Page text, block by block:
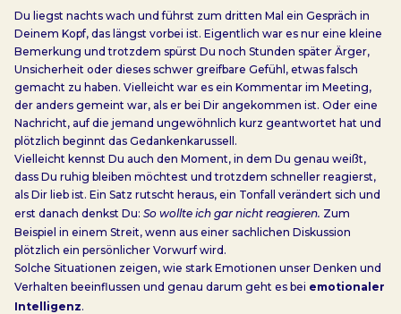
Du liegst nachts wach und führst zum dritten Mal ein Gespräch in
Deinem Kopf, das längst vorbei ist. Eigentlich war es nur eine kleine
Bemerkung und trotzdem spürst Du noch Stunden später Ärger,
Unsicherheit oder dieses schwer greifbare Gefühl, etwas falsch
gemacht zu haben. Vielleicht war es ein Kommentar im Meeting,
der anders gemeint war, als er bei Dir angekommen ist. Oder eine
Nachricht, auf die jemand ungewöhnlich kurz geantwortet hat und
plötzlich beginnt das Gedankenkarussell.
Vielleicht kennst Du auch den Moment, in dem Du genau weißt,
dass Du ruhig bleiben möchtest und trotzdem schneller reagierst,
als Dir lieb ist. Ein Satz rutscht heraus, ein Tonfall verändert sich und
erst danach denkst Du: So wollte ich gar nicht reagieren. Zum
Beispiel in einem Streit, wenn aus einer sachlichen Diskussion
plötzlich ein persönlicher Vorwurf wird.
Solche Situationen zeigen, wie stark Emotionen unser Denken und
Verhalten beeinflussen und genau darum geht es bei emotionaler
Intelligenz.